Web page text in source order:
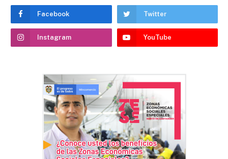
Facebook Twitter
Instagram YouTube